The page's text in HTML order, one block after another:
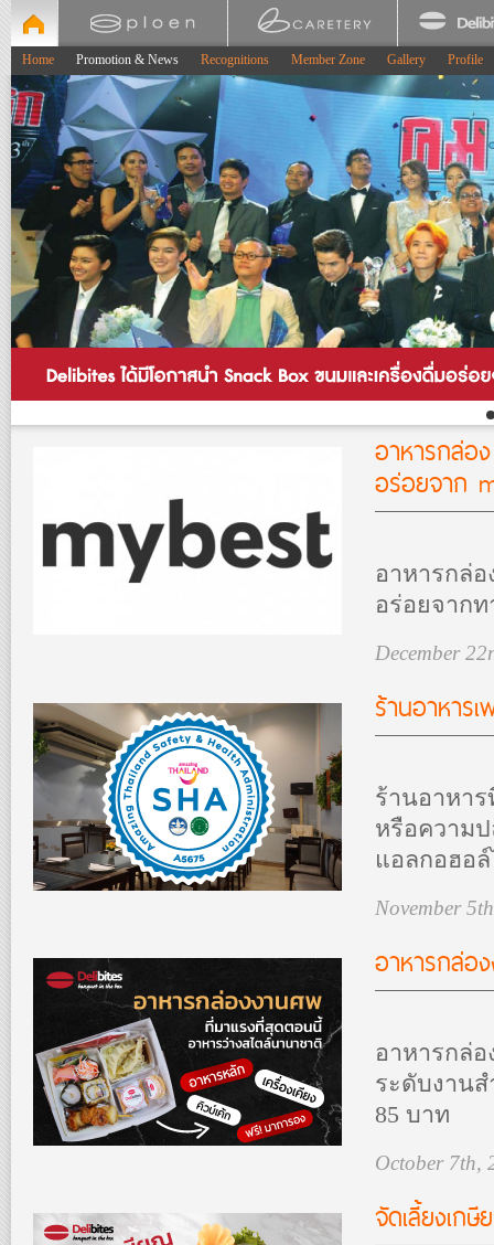
Home Promotion & News Recognitions Member Zone Gallery Profile
อาหารกล่อ
อร่อยจาก
อาหารกล่
อร่อยจากท
December
ร้านอาหาร
ร้านอาหาร
หรือความ
แอลกอฮอ
November
อาหารกล่อ
อาหารกล่
ระดับงาน
85 บาท
October 7th,
จัดเลี้ยงเก